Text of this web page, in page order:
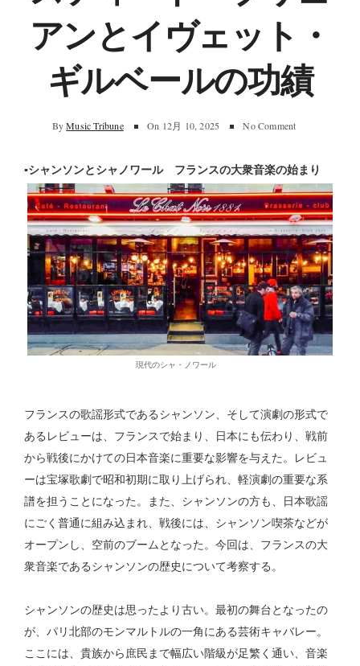
アンとイヴェット・
ギルベールの功績
By Music Tribune On 12月 10, 2025 No Comment
▪️シャンソンとシャノワール フランスの大衆音楽の始まり
現代のシャ・ノワール
フランスの歌謡形式であるシャンソン、そして演劇の形式で
あるレビューは、フランスで始まり、日本にも伝わり、戦前
から戦後にかけての日本音楽に重要な影響を与えた。レビュ
ーは宝塚歌劇で昭和初期に取り上げられ、軽演劇の重要な系
譜を担うことになった。また、シャンソンの方も、日本歌謡
にごく普通に組み込まれ、戦後には、シャンソン喫茶などが
オープンし、空前のブームとなった。今回は、フランスの大
衆音楽であるシャンソンの歴史について考察する。
シャンソンの歴史は思ったより古い。最初の舞台となったの
が、パリ北部のモンマルトルの一角にある芸術キャバレー。
ここには、貴族から庶民まで幅広い階級が足繁く通い、音楽